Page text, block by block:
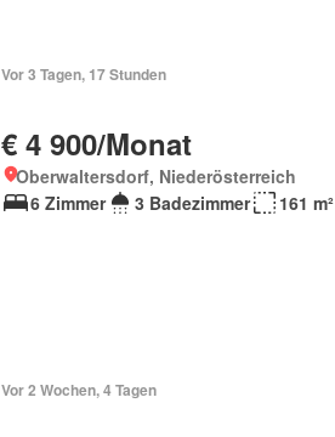
Vor 3 Tagen, 17 Stunden
€ 4 900/Monat
Oberwaltersdorf, Niederösterreich
6 Zimmer
3 Badezimmer 161 m²
Vor 2 Wochen, 4 Tagen